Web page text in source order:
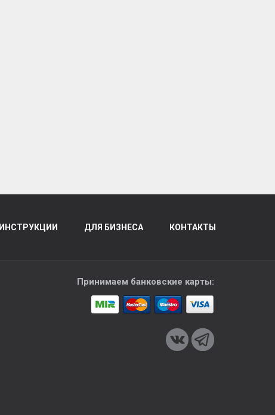
ИНСТРУКЦИИ ДЛЯ БИЗНЕСА КОНТАКТЫ
Принимаем банковские карты: